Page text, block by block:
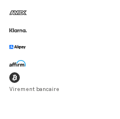
Virement bancaire